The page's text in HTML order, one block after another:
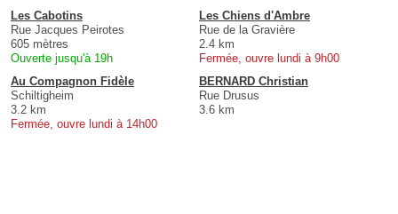
Les Cabotins
Rue Jacques Peirotes
605 mètres
Ouverte jusqu'à 19h
Les Chiens d'Ambre
Rue de la Gravière
2.4 km
Fermée, ouvre lundi à 9h00
Au Compagnon Fidèle
Schiltigheim
3.2 km
Fermée, ouvre lundi à 14h00
BERNARD Christian
Rue Drusus
3.6 km